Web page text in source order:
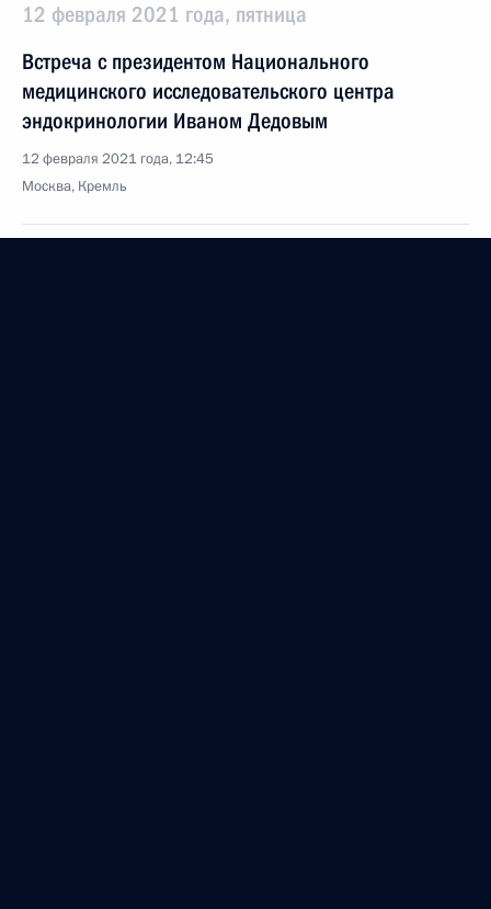
12 февраля 2021 года, пятница
Встреча с президентом Национального
медицинского исследовательского центра
эндокринологии Иваном Дедовым
12 февраля 2021 года, 12:45
Москва, Кремль